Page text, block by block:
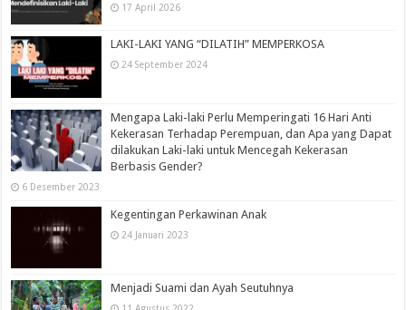
17 April 2026
LAKI-LAKI YANG “DILATIH” MEMPERKOSA
24 September 2024
Mengapa Laki-laki Perlu Memperingati 16 Hari Anti
Kekerasan Terhadap Perempuan, dan Apa yang Dapat
dilakukan Laki-laki untuk Mencegah Kekerasan
Berbasis Gender?
6 Desember 2023
Kegentingan Perkawinan Anak
24 Januari 2023
Menjadi Suami dan Ayah Seutuhnya